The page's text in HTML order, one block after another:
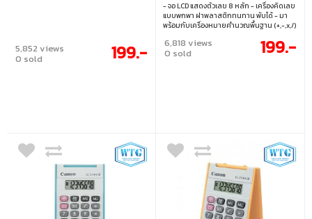
5,852 views
0 sold 199.-
- จอ LCD แสดงตัวเลข 8 หลัก - เครื่องคิดเลข
แบบพกพา ฝาพลาสติกทนทาน พับได้ - มา
พร้อมกับเครื่องหมายคำนวณพื้นฐาน (+,-,x,/)
แบตเตอรี่ชนิด LR1130
6,818 views
0 sold 199.-